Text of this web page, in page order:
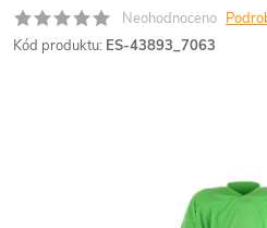
Neohodnoceno
Kód produktu: ES-43893_7063